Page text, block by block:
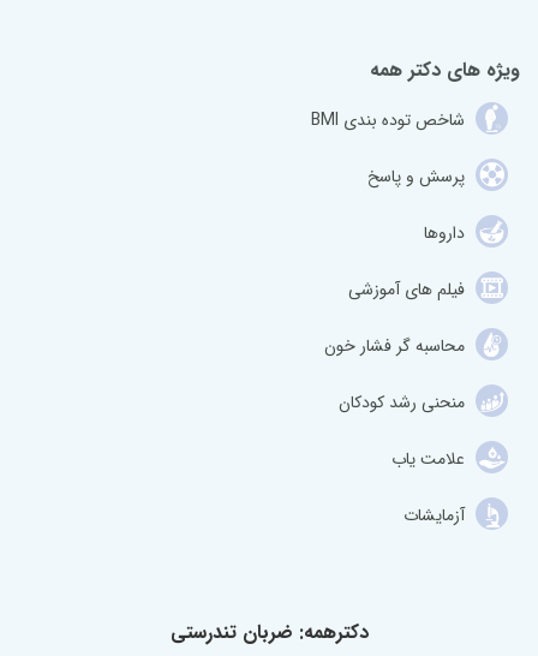
ویژه های دکتر همه
شاخص توده بندی BMI
پرسش و پاسخ
داروها
فیلم های آموزشی
محاسبه گر فشار خون
منحنی رشد کودکان
علامت یاب
آزمایشات
دکترهمه: ضربان تندرستی